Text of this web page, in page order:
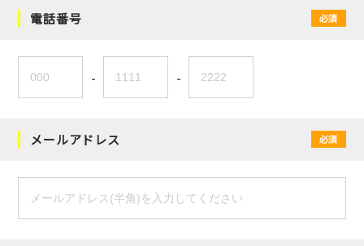
電話番号 必須
- -
メールアドレス 必須